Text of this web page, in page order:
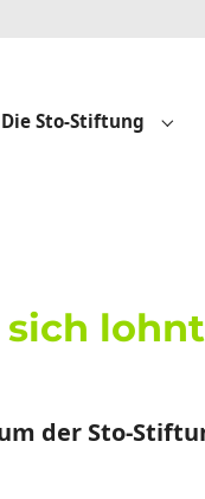
Die Sto-Stiftung
lohnt
der Sto-